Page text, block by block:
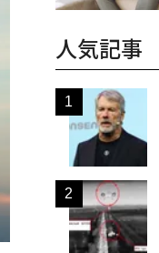
人気記事